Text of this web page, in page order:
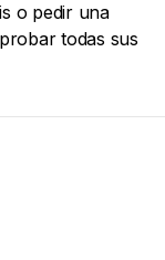
o pedir una
todas sus